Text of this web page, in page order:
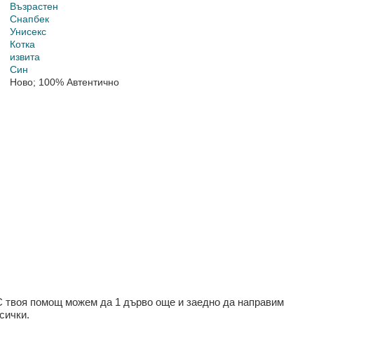
Възрастен
Снапбек
Унисекс
Котка
извита
Син
Ново; 100% Автентично
твоя помощ можем да 1 дърво още и заедно да направим